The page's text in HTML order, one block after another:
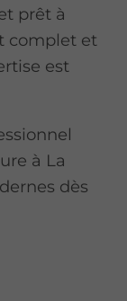
prêt à
complet et
est
à La
dès